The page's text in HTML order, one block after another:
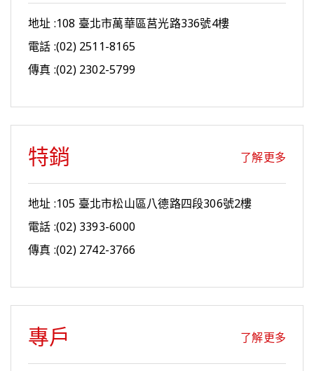
地址 :108 臺北市萬華區莒光路336號4樓
電話 :(02) 2511-8165
傳真 :(02) 2302-5799
特銷 了解更多
地址 :105 臺北市松山區八德路四段306號2樓
電話 :(02) 3393-6000
傳真 :(02) 2742-3766
專戶 了解更多